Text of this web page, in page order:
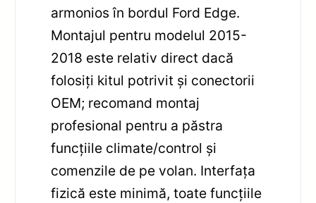
armonios în bordul Ford Edge.
Montajul pentru modelul 2015-
2018 este relativ direct dacă
folosiți kitul potrivit și conectorii
OEM; recomand montaj
profesional pentru a păstra
funcțiile climate/control și
comenzile de pe volan. Interfața
fizică este minimă, toate funcțiile